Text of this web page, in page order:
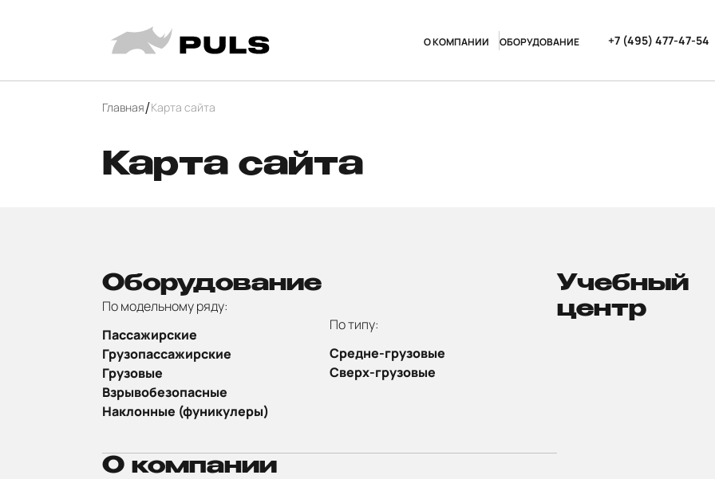
О КОМПАНИИ ОБОРУДОВАНИЕ +7 (495) 477-47-54
Главная Карта сайта
Карта сайта
Оборудование
По модельному ряду:
Пассажирские
Грузопассажирские
Грузовые
Взрывобезопасные
Наклонные (фуникулеры)
По типу:
Средне-грузовые
Сверх-грузовые
О компании
Учебный
центр